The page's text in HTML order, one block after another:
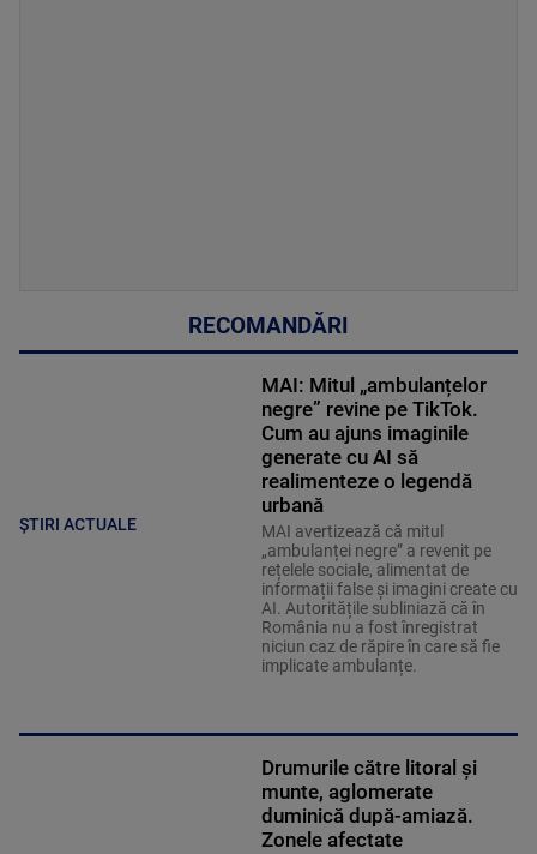
RECOMANDĂRI
ȘTIRI ACTUALE
MAI: Mitul „ambulanțelor
negre” revine pe TikTok.
Cum au ajuns imaginile
generate cu AI să
realimenteze o legendă
urbană
MAI avertizează că mitul
„ambulanței negre” a revenit pe
rețelele sociale, alimentat de
informații false și imagini create cu
AI. Autoritățile subliniază că în
România nu a fost înregistrat
niciun caz de răpire în care să fie
implicate ambulanțe.
Drumurile către litoral și
munte, aglomerate
duminică după-amiază.
Zonele afectate